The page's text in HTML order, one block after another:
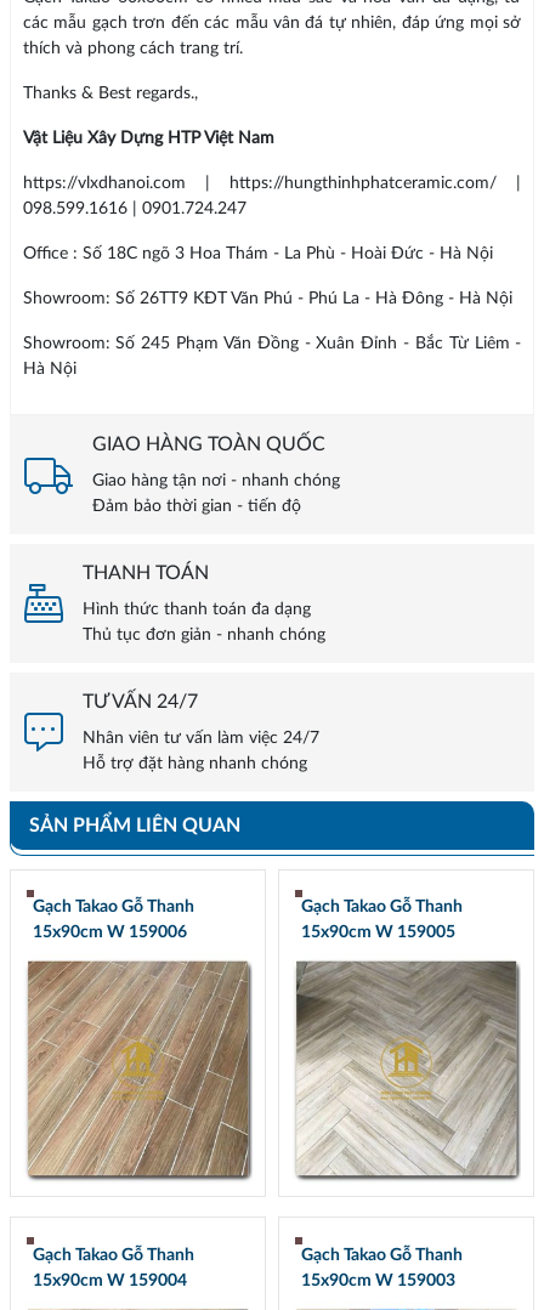
các mẫu gạch trơn đến các mẫu vân đá tự nhiên, đáp ứng mọi sở
thích và phong cách trang trí.
Thanks & Best regards.,
Vật Liệu Xây Dựng HTP Việt Nam
https://vlxdhanoi.com | https://hungthinhphatceramic.com/ |
098.599.1616 | 0901.724.247
Office : Số 18C ngõ 3 Hoa Thám - La Phù - Hoài Đức - Hà Nội
Showroom: Số 26TT9 KĐT Văn Phú - Phú La - Hà Đông - Hà Nội
Showroom: Số 245 Phạm Văn Đồng - Xuân Đỉnh - Bắc Từ Liêm -
Hà Nội
GIAO HÀNG TOÀN QUỐC
Giao hàng tận nơi - nhanh chóng
Đảm bảo thời gian - tiến độ
THANH TOÁN
Hình thức thanh toán đa dạng
Thủ tục đơn giản - nhanh chóng
TƯ VẤN 24/7
Nhân viên tư vấn làm việc 24/7
Hỗ trợ đặt hàng nhanh chóng
SẢN PHẨM LIÊN QUAN
Gạch Takao Gỗ Thanh
15x90cm W 159006
Gạch Takao Gỗ Thanh
15x90cm W 159005
Gạch Takao Gỗ Thanh
15x90cm W 159004
Gạch Takao Gỗ Thanh
15x90cm W 159003